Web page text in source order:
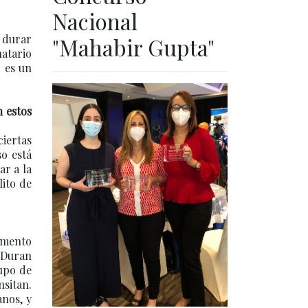
durar
un
estos
está
a la
de
de
y
Nacional
"Mahabir Gupta"